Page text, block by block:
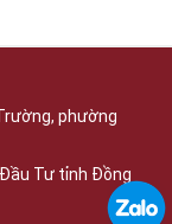
phường
Tư tỉnh Đồng